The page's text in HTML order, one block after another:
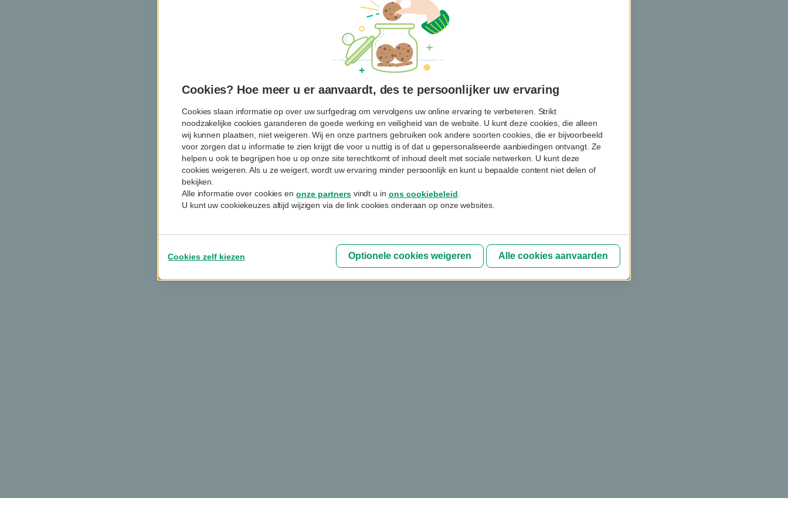
Uw paswoord vergeten?
Blijf aangemeld
AANMELDEN
Inschrijven
Hebt u nog geen MyExperts profiel
aangemaakt of uw gebruikersnaam vergeten.
Spreek er uw adviseur over aan.
De bank verwerkt uw persoonsgegevens overeenkomstig metde
Privacyverklaring
van BNP Paribas Fortis NV die u ook in alle kantoren
Cookies? Hoe meer u er aanvaardt, des te persoonlijker uw ervaring
Cookies slaan informatie op over uw surfgedrag om vervolgens uw online ervaring te verbeteren. Strikt
noodzakelijke cookies garanderen de goede werking en veiligheid van de website. U kunt deze cookies, die alleen
wij kunnen plaatsen, niet weigeren. Wij en onze partners gebruiken ook andere soorten cookies, die er bijvoorbeeld
voor zorgen dat u informatie te zien krijgt die voor u nuttig is of dat u gepersonaliseerde aanbiedingen ontvangt. Ze
helpen u ook te begrijpen hoe u op onze site terechtkomt of inhoud deelt met sociale netwerken. U kunt deze
cookies weigeren. Als u ze weigert, wordt uw ervaring minder persoonlijk en kunt u bepaalde content niet delen of
bekijken.
Alle informatie over cookies en onze partnersvindt u in ons cookiebeleid
U kunt uw cookiekeuzes altijd wijzigen via de link cookies onderaan op onze websites.
Cookies zelf kiezen Optionele cookies weigeren Alle cookies aanvaarden